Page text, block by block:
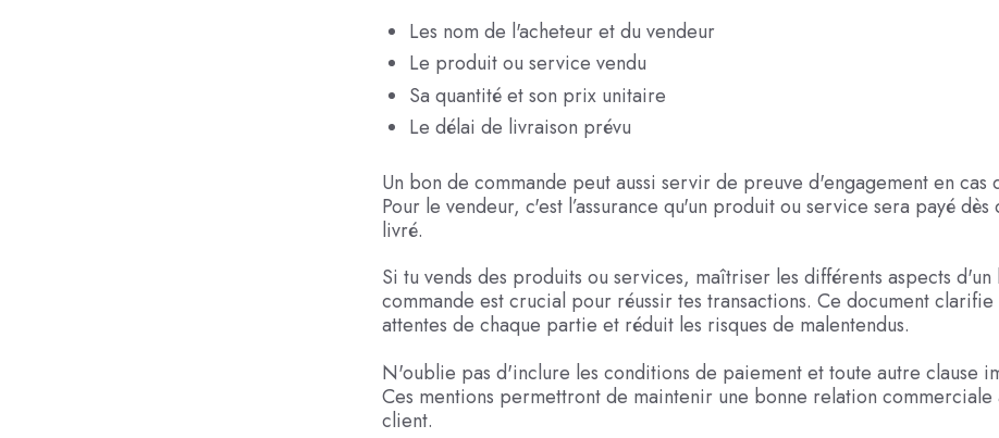
Les nom de l'acheteur et du vendeur
Le produit ou service vendu
Sa quantité et son prix unitaire
Le délai de livraison prévu
Un bon de commande peut aussi servir de preuve d'engagement en cas
Pour le vendeur, c'est l’assurance qu'un produit ou service sera payé dès
livré.
Si tu vends des produits ou services, maîtriser les différents aspects d'un
commande est crucial pour réussir tes transactions. Ce document clarifie
attentes de chaque partie et réduit les risques de malentendus.
N'oublie pas d'inclure les conditions de paiement et toute autre clause
Ces mentions permettront de maintenir une bonne relation commerciale
client.